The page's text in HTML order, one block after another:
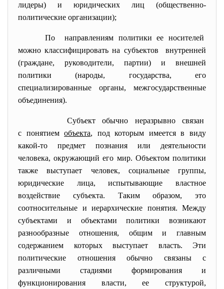
лидеры) и юридических лиц (общественно-
политические организации);
По направлениям политики ее носителей
можно классифицировать на субъектов внутренней
(граждане, руководители, партии) и внешней
политики (народы, государства, его
специализированные органы, межгосударственные
объединения).
Субъект обычно неразрывно связан
с понятиемобъекта, под которым имеется в виду
какой-то предмет познания или деятельности
человека, окружающий его мир. Объектом политики
также выступает человек, социальные группы,
юридические лица, испытывающие властное
воздействие субъекта. Таким образом, это
соотносительные и иерархические понятия. Между
субъектами и объектами политики возникают
разнообразные отношения, общим и главным
содержанием которых выступает власть. Эти
политические отношения обычно связаны с
различными стадиями формирования и
функционирования власти, ее структурой,